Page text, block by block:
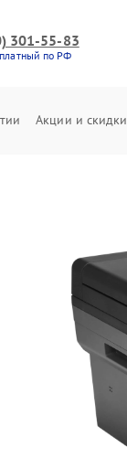
301-55-83
по РФ
Акции и скидки